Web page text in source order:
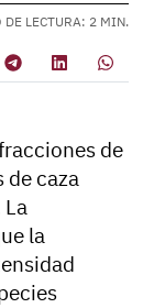
DE LECTURA: 2 MIN.
de
de caza
la